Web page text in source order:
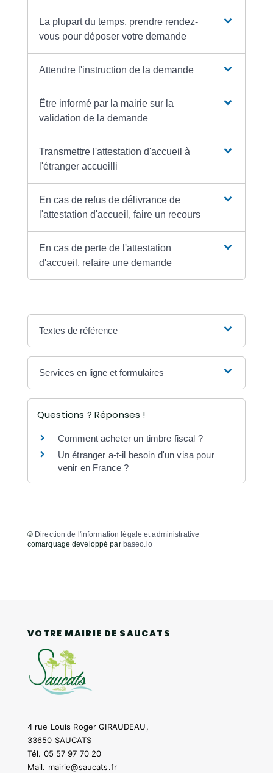
La plupart du temps, prendre rendez-
vous pour déposer votre demande
Attendre l'instruction de la demande
Être informé par la mairie sur la
validation de la demande
Transmettre l'attestation d'accueil à
l'étranger accueilli
En cas de refus de délivrance de
l'attestation d'accueil, faire un recours
En cas de perte de l'attestation
d'accueil, refaire une demande
Textes de référence
Services en ligne et formulaires
Questions ? Réponses !
Comment acheter un timbre fiscal ?
Un étranger a-t-il besoin d'un visa pour
venir en France ?
© Direction de l'information légale et administrative
comarquage developpé par baseo.io
VOTRE MAIRIE DE SAUCATS
4 rue Louis Roger GIRAUDEAU,
33650 SAUCATS
Tél. 05 57 97 70 20
Mail. mairie@saucats.fr